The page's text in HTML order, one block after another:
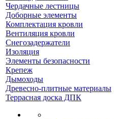
Чердачные лестницы
Доборные элементы
Комплектация кровли
Вентиляция кровли
Снегозадержатели
Изоляция
Элементы безопасности
Крепеж
Дымоходы
Древесно-плитные материалы
Террасная доска ДПК